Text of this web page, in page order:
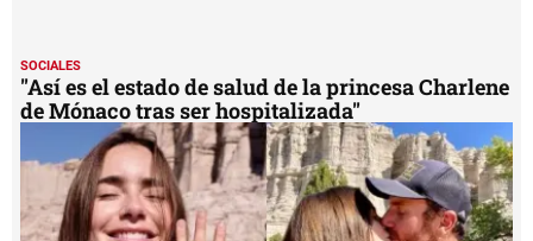
SOCIALES
"Así es el estado de salud de la princesa Charlene
de Mónaco tras ser hospitalizada"